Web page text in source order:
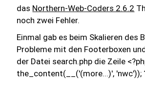
das Northern-Web-Coders 2.6.2
noch zwei Fehler.
Einmal gab es beim Skalieren des
Probleme mit den Footerboxen
der Datei search.php die Zeile
the_content(__('(more...)', 'nwc'));